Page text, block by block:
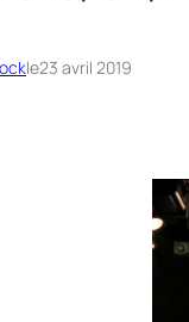
le23 avril 2019